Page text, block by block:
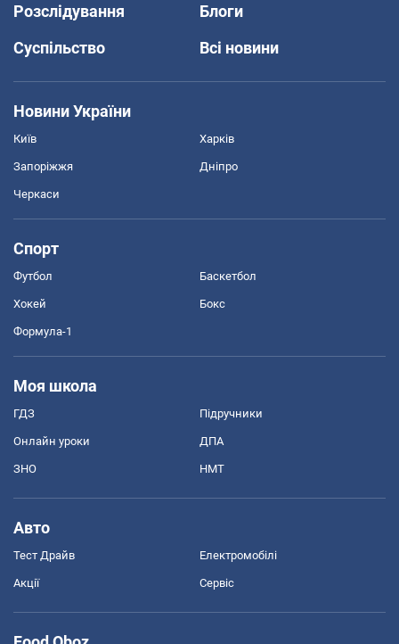
Розслідування
Блоги
Суспільство
Всі новини
Новини України
Київ Харків
Запоріжжя Дніпро
Черкаси
Спорт
Футбол Баскетбол
Хокей Бокс
Формула-1
Моя школа
ГДЗ Підручники
Онлайн уроки ДПА
ЗНО НМТ
Авто
Тест Драйв Електромобілі
Акції Сервіс